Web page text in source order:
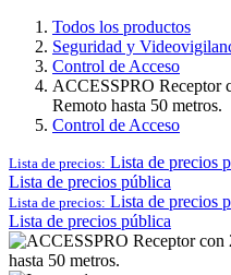
Todos los productos
Seguridad y
Control de Acceso
ACCESSPRO Receptor
Remoto hasta 50 metros.
Control de Acceso
Lista de precios: Lista de precios
Lista de precios pública
Lista de precios: Lista de precios
Lista de precios pública